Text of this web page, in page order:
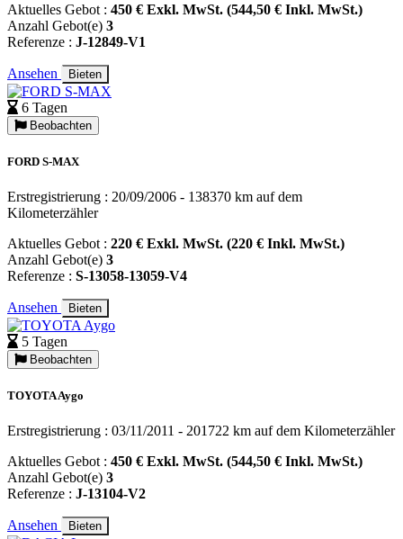
Aktuelles Gebot : 450 € Exkl. MwSt. (544,50 € Inkl. MwSt.)
Anzahl Gebot(e) 3
Referenze : J-12849-V1
Ansehen Bieten
6 Tagen
Beobachten
FORD S-MAX
Erstregistrierung : 20/09/2006 - 138370 km auf dem
Kilometerzähler
Aktuelles Gebot : 220 € Exkl. MwSt. (220 € Inkl. MwSt.)
Anzahl Gebot(e) 3
Referenze : S-13058-13059-V4
Ansehen Bieten
5 Tagen
Beobachten
TOYOTA Aygo
Erstregistrierung : 03/11/2011 - 201722 km auf dem Kilometerzähler
Aktuelles Gebot : 450 € Exkl. MwSt. (544,50 € Inkl. MwSt.)
Anzahl Gebot(e) 3
Referenze : J-13104-V2
Ansehen Bieten